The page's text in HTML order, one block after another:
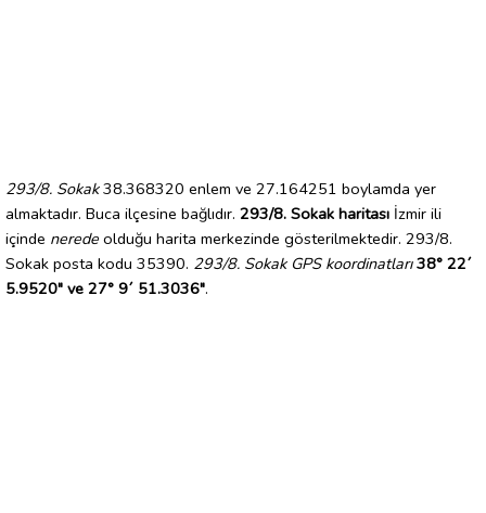
293/8. Sokak38.368320 enlem ve 27.164251 boylamda yer
almaktadır. Buca ilçesine bağlıdır. 293/8. Sokak haritası İzmir ili
içinde nerede olduğu harita merkezinde gösterilmektedir. 293/8.
Sokak posta kodu 35390. 293/8. Sokak GPS koordinatları 38° 22´
5.9520" ve 27° 9´ 51.3036".